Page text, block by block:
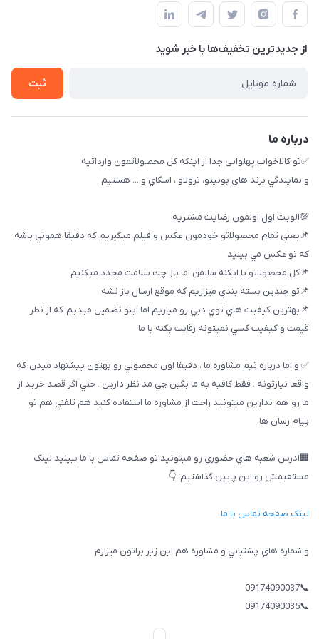
بوشهر ، بندر ديلم، خيابان ساحلي ، بازار كويتي، روبرو شيلات
پنجمين فروشگاه كالاخواب پهلواني
حساب کاربری
راهنماي خريد
لیست محصولات
تماس با ما
از جدید‌ترین تخفیف‌ها با‌ خبر شوید
ثبت
درباره ما
✅تو كالاخواب پهلوانى جدا از اينكه كل محصولاتمون وارداتيه
و نمايندگي برند هاي بونيتو، ترولاو ، اسكاي و ... هستيم
💯الويت اول اولمون رضايت مشتريه
📌يعني تمام محصولاتو خودمون عكس و فيلم ميگيريم كه دقيقا هموني باشه
كه تو عكس مي بينيد
📌كل محصولاتو با ايكنه سالمن اما باز چك سلامت مجدد ميكنيم
📌تو چندين بسته بندي ميزاريم كه موقع ارسال باز نشه
📌بهترين كيفيت هاي توي دبي رو مياريم اما اينو تضمين ميديم كه از نظر
قيمت و كيفيت كسي نميتونه رقابت بكنه با ما
✅ و اما درباره تيم مشاوره ما ، دقيقا اون محصولي رو بهتون پيشنهاد ميدن كه
واقعا نيازتونه . فقط كافيه به ما بگين چي مد نظر دارين . حتي اگر قصد خريد از
ما رو هم ندارين ميتونيد راحت از مشاوره ما استفاده كنيد هم تلفني هم تو
پيام رسان ها
🏢ادرس شعبه هاي حضوري رو ميتونيد تو صفحه تماس با ما ببینيد لینک
مستقیمش رو این پایین گذاشتیم: 👇
لینک صفحه تماس با ما
و شماره هاي پشتباني و مشاوره هم اين زير براتون ميزارم
📞09174090037
📞09174090035